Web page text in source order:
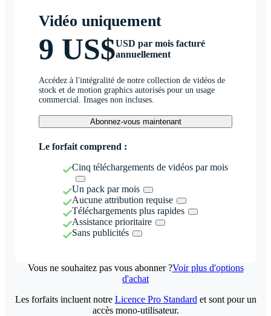
Vidéo uniquement
9 US$USD par mois facturé
annuellement
Accédez à l'intégralité de notre collection de vidéos de
stock et de motion graphics autorisés pour un usage
commercial. Images non incluses.
Abonnez-vous maintenant
Le forfait comprend :
Cinq téléchargements de vidéos par mois
Un pack par mois
Aucune attribution requise
Téléchargements plus rapides
Assistance prioritaire
Sans publicités
Vous ne souhaitez pas vous abonner ?Voir plus d'options
d'achat
Les forfaits incluent notre Licence Pro Standard et sont pour un
accès mono-utilisateur.